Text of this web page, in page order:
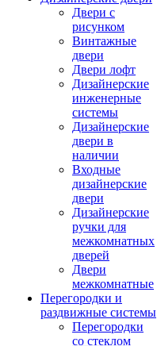
Двери с
рисунком
Винтажные
двери
Двери лофт
Дизайнерские
инженерные
системы
Дизайнерские
двери в
наличии
Входные
дизайнерские
двери
Дизайнерские
ручки для
межкомнатных
дверей
Двери
межкомнатные
Перегородки и
раздвижные системы
Перегородки
со стеклом